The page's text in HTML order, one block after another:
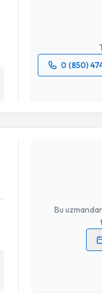
0 (850)
Bu
Kişisel